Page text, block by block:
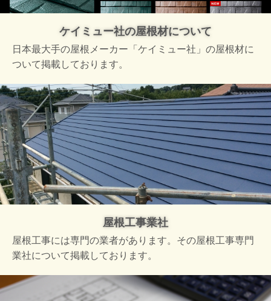
ケイミュー社の屋根材について
日本最大手の屋根メーカー「ケイミュー社」の屋根材に
ついて掲載しております。
屋根工事業社
屋根工事には専門の業者があります。その屋根工事専門
業社について掲載しております。